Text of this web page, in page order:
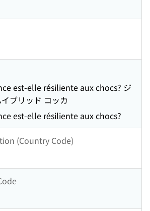
est-elle résiliente aux chocs? ジ
ブリッド コッカ
est-elle résiliente aux chocs?
(Country Code)